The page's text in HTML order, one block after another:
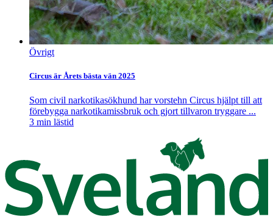
Övrigt
Circus är Årets bästa vän 2025
Som civil narkotikasökhund har vorstehn Circus hjälpt till att
förebygga narkotikamissbruk och gjort tillvaron tryggare ...
3 min lästid